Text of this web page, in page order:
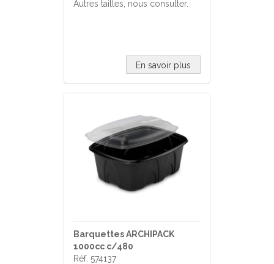
Autres tailles, nous consulter.
En savoir plus
Barquettes ARCHIPACK
1000cc c/480
Réf. 574137